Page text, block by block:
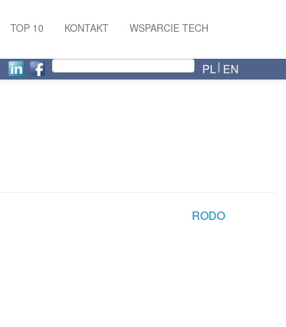
TOP 10 KONTAKT WSPARCIE TECH
PL EN
RODO